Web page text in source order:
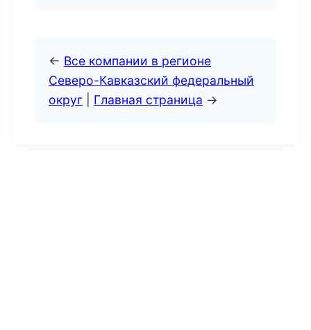
← Все компании в регионе
Северо-Кавказский федеральный
округ
Главная страница →